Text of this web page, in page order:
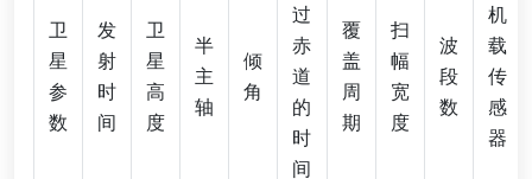
卫
星
参
数
发
射
时
间
卫
星
高
度
半
主
轴
倾
角
过
赤
道
的
时
间
覆
盖
周
期
扫
幅
宽
度
波
段
数
机
载
传
感
器